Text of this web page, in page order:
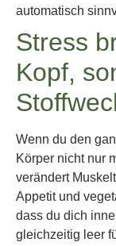
automatisch
Stress
Kopf,
Wenn du den
Körper nicht nur
verändert
Appetit und
dass du dich
gleichzeitig leer